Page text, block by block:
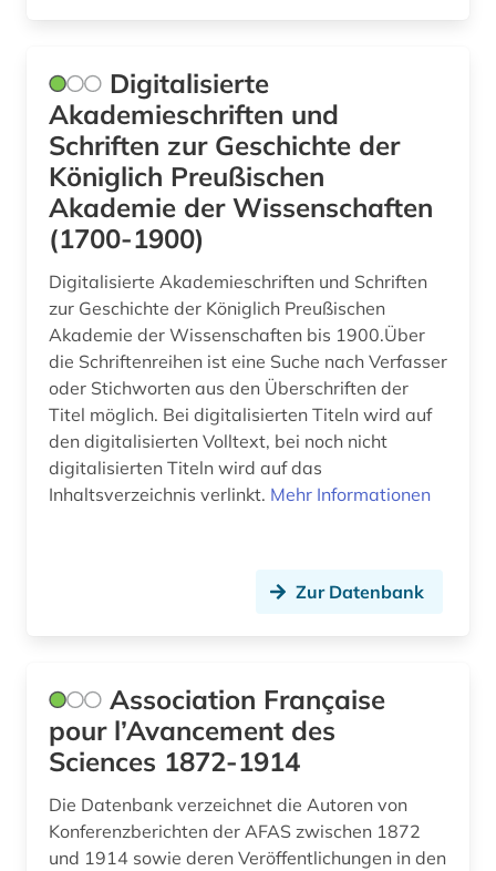
Digitalisierte
Akademieschriften und
Schriften zur Geschichte der
Königlich Preußischen
Akademie der Wissenschaften
(1700-1900)
Digitalisierte Akademieschriften und Schriften
zur Geschichte der Königlich Preußischen
Akademie der Wissenschaften bis 1900.Über
die Schriftenreihen ist eine Suche nach Verfasser
oder Stichworten aus den Überschriften der
Titel möglich. Bei digitalisierten Titeln wird auf
den digitalisierten Volltext, bei noch nicht
digitalisierten Titeln wird auf das
Inhaltsverzeichnis verlinkt. Mehr Informationen
Zur Datenbank
Association Française
pour l’Avancement des
Sciences 1872-1914
Die Datenbank verzeichnet die Autoren von
Konferenzberichten der AFAS zwischen 1872
und 1914 sowie deren Veröffentlichungen in den